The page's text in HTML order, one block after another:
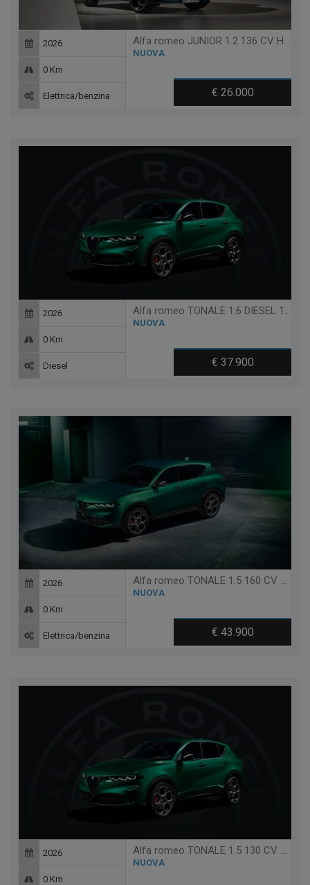
Alfa romeo JUNIOR 1.2 136 CV HYBRID EDCT6
NUOVA
€ 26.000
2026
0 Km
Elettrica/benzina
Alfa romeo TONALE 1.6 DIESEL 130 CV TCT7 SPRINT
NUOVA
€ 37.900
2026
0 Km
Diesel
Alfa romeo TONALE 1.5 160 CV MHEV TCT7 VELOCE
NUOVA
€ 43.900
2026
0 Km
Elettrica/benzina
NUOVA
2026
0 Km